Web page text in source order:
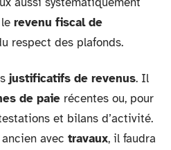
revenu fiscal de
respect des plafonds.
justificatifs de revenus. Il
de paie récentes ou, pour
et bilans d’activité.
avec travaux, il faudra